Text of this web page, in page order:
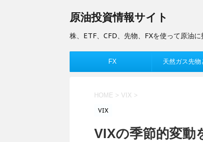
原油投資情報サイト
株、ETF、CFD、先物、FXを使って原油
FX 天然ガス先物
HOME > VIX >
VIX
VIXの季節的変動